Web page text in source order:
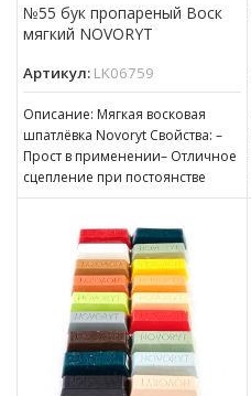
№55 бук пропареный Воск
мягкий NOVORYT
Артикул: LK06759
Описание: Мягкая восковая
шпатлёвка Novoryt Свойства: –
Прост в применении– Отличное
сцепление при постоянстве
консистенции– Готов к